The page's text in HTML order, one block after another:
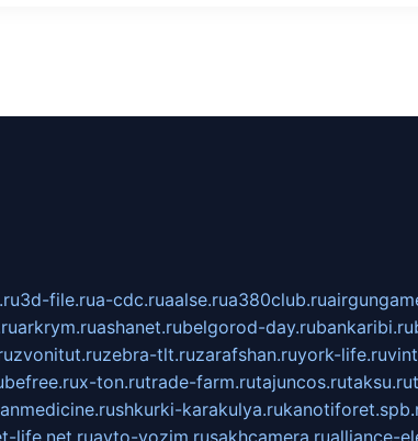
3d-file.rua-cdc.ruaalse.rua380club.ru
arkrym.ruashanet.rubelgorod-day.rubankaribi.ru
zvonitut.ruzebra-tlt.ruzarafshan.ruyork-life.ru
x-ton.rutrade-farm.rutajuncos.rutaksu.ru
shkurki-karakulya.ru
life.net.ruavto-vozim.rusakhcamera.rualliance-